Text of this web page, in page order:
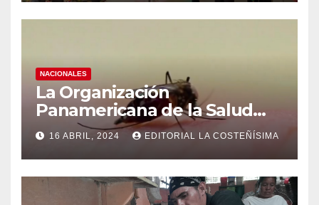
NACIONALES
La Organización
Panamericana de la Salud
(OPS), recomienda reforzar
medidas ante el aumento de
casos de dengue
16 ABRIL, 2024 EDITORIAL LA COSTEÑÍSIMA